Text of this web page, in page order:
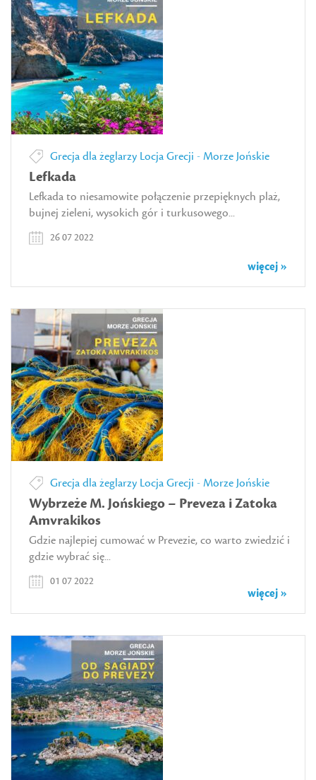
Grecja dla żeglarzy Locja Grecji - Morze Jońskie
Lefkada
Lefkada to niesamowite połączenie przepięknych plaż,
bujnej zieleni, wysokich gór i turkusowego...
więcej »
26 07 2022
Grecja dla żeglarzy Locja Grecji - Morze Jońskie
Wybrzeże M. Jońskiego – Preveza i Zatoka
Amvrakikos
Gdzie najlepiej cumować w Prevezie, co warto zwiedzić i
gdzie wybrać się...
więcej »
01 07 2022